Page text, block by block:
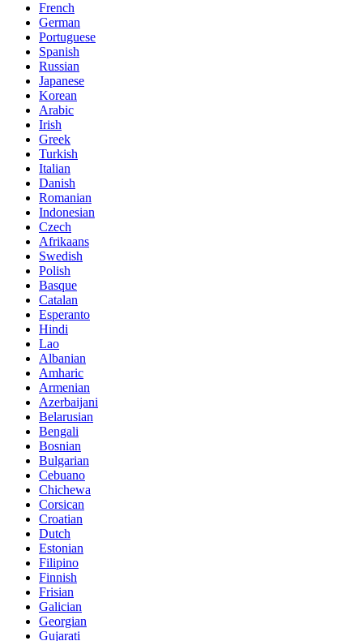
French
German
Portuguese
Spanish
Russian
Japanese
Korean
Arabic
Irish
Greek
Turkish
Italian
Danish
Romanian
Indonesian
Czech
Afrikaans
Swedish
Polish
Basque
Catalan
Esperanto
Hindi
Lao
Albanian
Amharic
Armenian
Azerbaijani
Belarusian
Bengali
Bosnian
Bulgarian
Cebuano
Chichewa
Corsican
Croatian
Dutch
Estonian
Filipino
Finnish
Frisian
Galician
Georgian
Gujarati